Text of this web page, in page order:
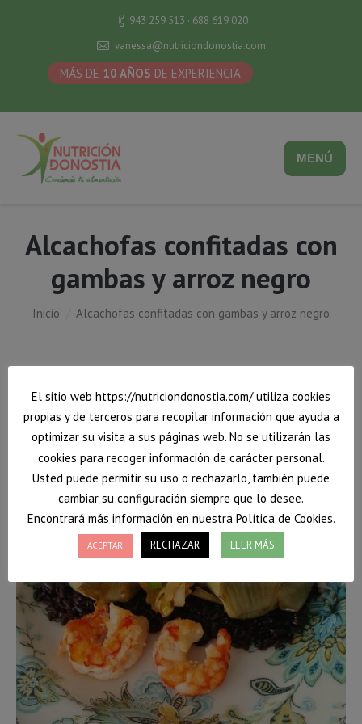
943 259 513 · 688 619 020
vanessa@nutriciondonostia.com
MÁS DE 10 AÑOS DE EXPERIENCIA
MENÚ
Alcachofas confitadas con
gambas y arroz negro
Estás aquí:
Inicio Alcachofas confitadas con gambas y arroz negro
El sitio web https://nutriciondonostia.com/ utiliza cookies
propias y de terceros para recopilar información que ayuda a
optimizar su visita a sus páginas web. No se utilizarán las
cookies para recoger información de carácter personal.
Usted puede permitir su uso o rechazarlo, también puede
cambiar su configuración siempre que lo desee.
Encontrará más información en nuestra Política de Cookies.
ACEPTAR RECHAZAR LEER MÁS